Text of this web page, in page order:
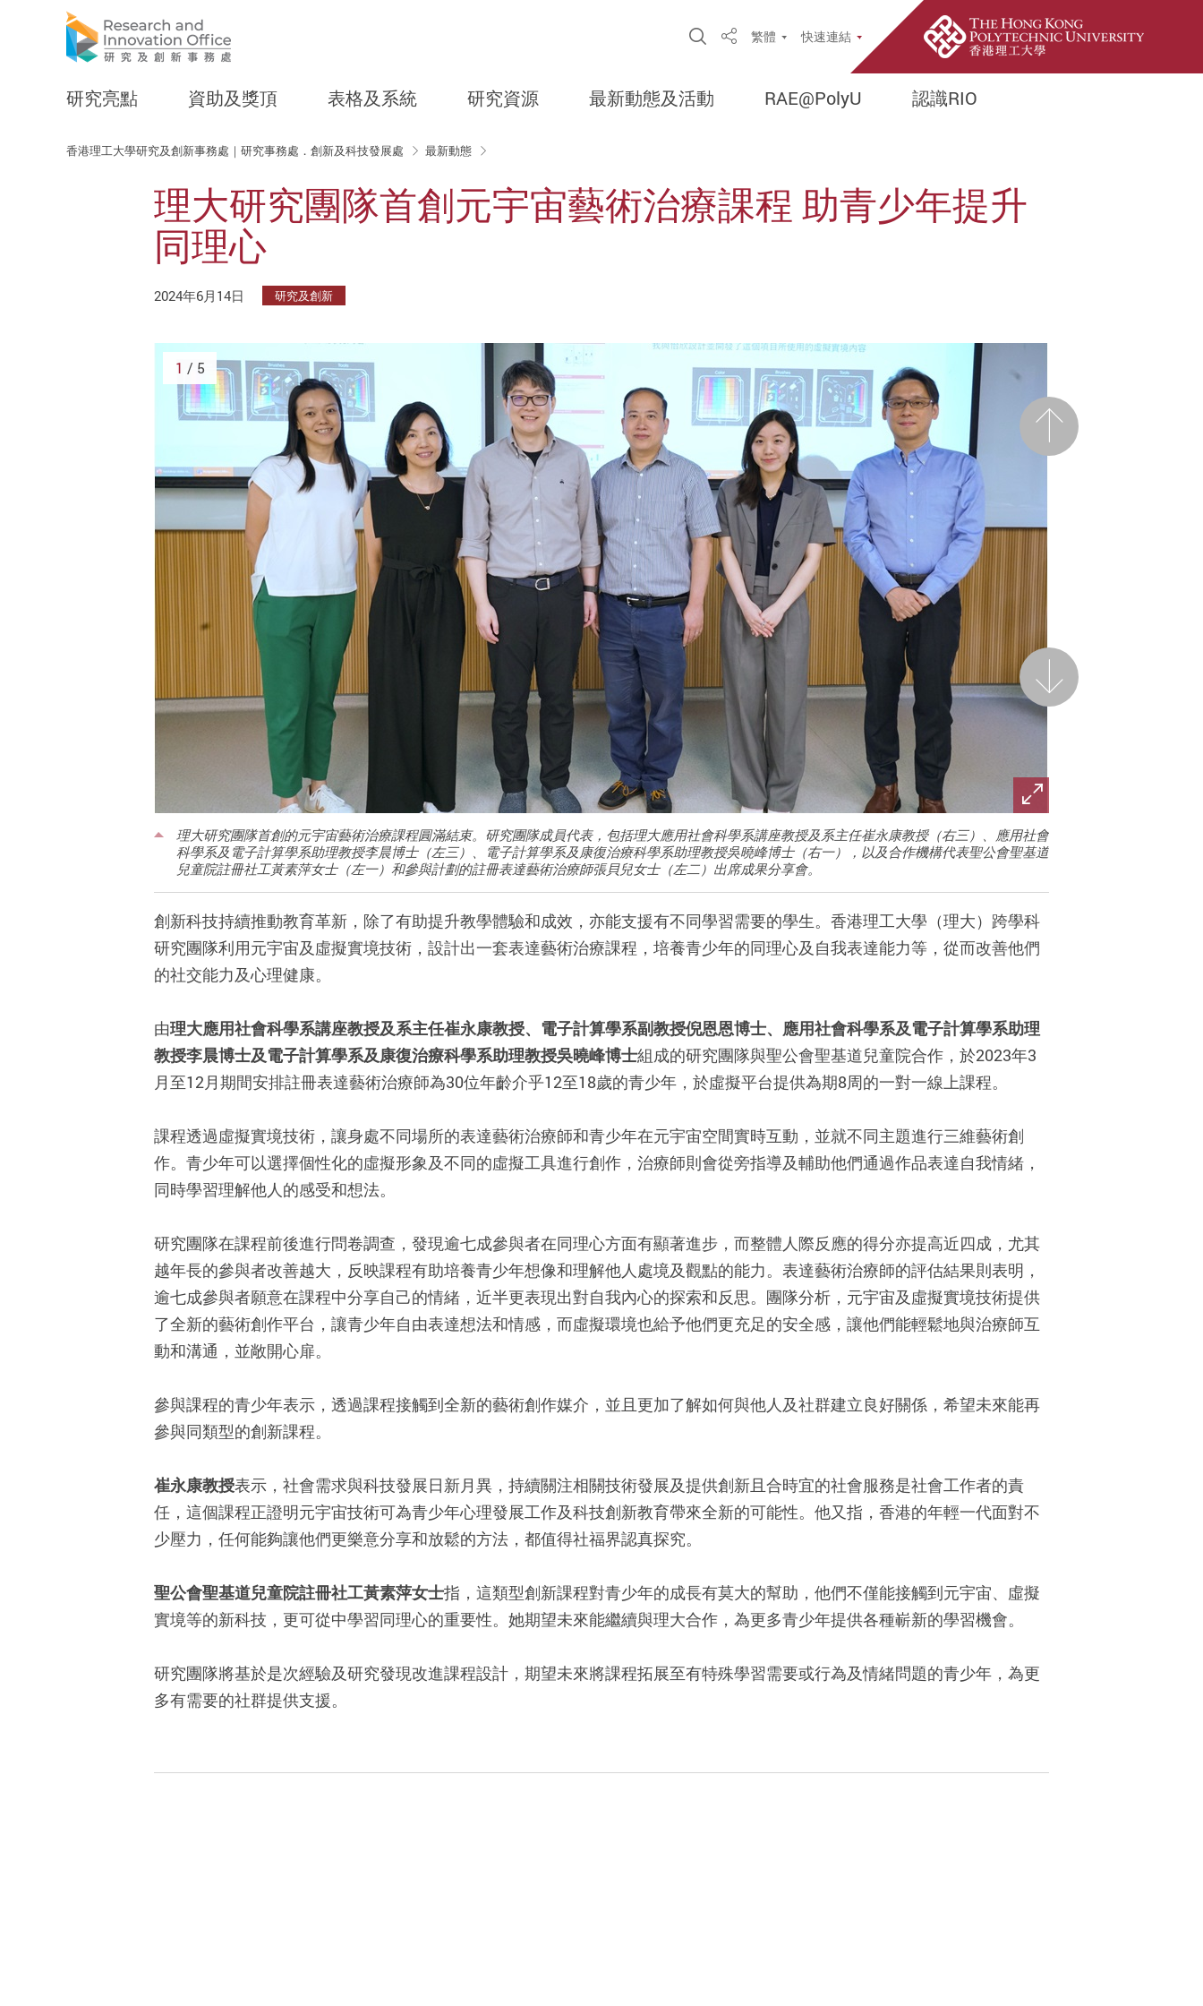
Open Site Search Popup
Share繁體 快速連結
研究亮點 資助及獎頂 表格及系統 研究資源 最新動態及活動 RAE@PolyU 認識RIO
香港理工大學研究及創新事務處｜研究事務處．創新及科技發展處 最新動態
理大研究團隊首創元宇宙藝術治療課程 助青少年提升
同理心
2024年6月14日 研究及創新
前一頁
理大研究團隊首創的元宇宙藝術治療課程圓滿結束。研究團隊成員代表，包括理大應用社會科學系講座教授及系主任崔永康教授（右三）、應用社會
科學系及電子計算學系助理教授李晨博士（左三）、電子計算學系及康復治療科學系助理教授吳曉峰博士（右一），以及合作機構代表聖公會聖基道
兒童院註冊社工黃素萍女士（左一）和參與計劃的註冊表達藝術治療師張貝兒女士（左二）出席成果分享會。
後一頁
1 / 5
創新科技持續推動教育革新，除了有助提升教學體驗和成效，亦能支援有不同學習需要的學生。香港理工大學（理大）跨學科
研究團隊利用元宇宙及虛擬實境技術，設計出一套表達藝術治療課程，培養青少年的同理心及自我表達能力等，從而改善他們
的社交能力及心理健康。
由理大應用社會科學系講座教授及系主任崔永康教授、電子計算學系副教授倪恩恩博士、應用社會科學系及電子計算學系助理
教授李晨博士及電子計算學系及康復治療科學系助理教授吳曉峰博士組成的研究團隊與聖公會聖基道兒童院合作，於2023年3
月至12月期間安排註冊表達藝術治療師為30位年齡介乎12至18歲的青少年，於虛擬平台提供為期8周的一對一線上課程。
課程透過虛擬實境技術，讓身處不同場所的表達藝術治療師和青少年在元宇宙空間實時互動，並就不同主題進行三維藝術創
作。青少年可以選擇個性化的虛擬形象及不同的虛擬工具進行創作，治療師則會從旁指導及輔助他們通過作品表達自我情緒，
同時學習理解他人的感受和想法。
研究團隊在課程前後進行問卷調查，發現逾七成參與者在同理心方面有顯著進步，而整體人際反應的得分亦提高近四成，尤其
越年長的參與者改善越大，反映課程有助培養青少年想像和理解他人處境及觀點的能力。表達藝術治療師的評估結果則表明，
逾七成參與者願意在課程中分享自己的情緒，近半更表現出對自我內心的探索和反思。團隊分析，元宇宙及虛擬實境技術提供
了全新的藝術創作平台，讓青少年自由表達想法和情感，而虛擬環境也給予他們更充足的安全感，讓他們能輕鬆地與治療師互
動和溝通，並敞開心扉。
參與課程的青少年表示，透過課程接觸到全新的藝術創作媒介，並且更加了解如何與他人及社群建立良好關係，希望未來能再
參與同類型的創新課程。
崔永康教授表示，社會需求與科技發展日新月異，持續關注相關技術發展及提供創新且合時宜的社會服務是社會工作者的責
任，這個課程正證明元宇宙技術可為青少年心理發展工作及科技創新教育帶來全新的可能性。他又指，香港的年輕一代面對不
少壓力，任何能夠讓他們更樂意分享和放鬆的方法，都值得社福界認真探究。
聖公會聖基道兒童院註冊社工黃素萍女士指，這類型創新課程對青少年的成長有莫大的幫助，他們不僅能接觸到元宇宙、虛擬
實境等的新科技，更可從中學習同理心的重要性。她期望未來能繼續與理大合作，為更多青少年提供各種嶄新的學習機會。
研究團隊將基於是次經驗及研究發現改進課程設計，期望未來將課程拓展至有特殊學習需要或行為及情緒問題的青少年，為更
多有需要的社群提供支援。